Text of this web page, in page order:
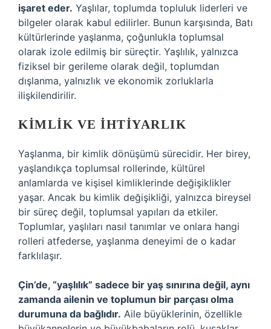
işaret eder. Yaşlılar, toplumda topluluk liderleri ve
bilgeler olarak kabul edilirler. Bunun karşısında, Batı
kültürlerinde yaşlanma, çoğunlukla toplumsal
olarak izole edilmiş bir süreçtir. Yaşlılık, yalnızca
fiziksel bir gerileme olarak değil, toplumdan
dışlanma, yalnızlık ve ekonomik zorluklarla
ilişkilendirilir.
KIMLIK VE İHTIYARLIK
Yaşlanma, bir kimlik dönüşümü sürecidir. Her birey,
yaşlandıkça toplumsal rollerinde, kültürel
anlamlarda ve kişisel kimliklerinde değişiklikler
yaşar. Ancak bu kimlik değişikliği, yalnızca bireysel
bir süreç değil, toplumsal yapıları da etkiler.
Toplumlar, yaşlıları nasıl tanımlar ve onlara hangi
rolleri atfederse, yaşlanma deneyimi de o kadar
farklılaşır.
Çin’de, “yaşlılık” sadece bir yaş sınırına değil, aynı
zamanda ailenin ve toplumun bir parçası olma
durumuna da bağlıdır. Aile büyüklerinin, özellikle